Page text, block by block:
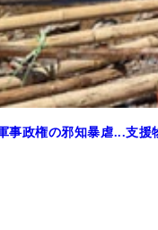
政権の邪知暴虐...支援